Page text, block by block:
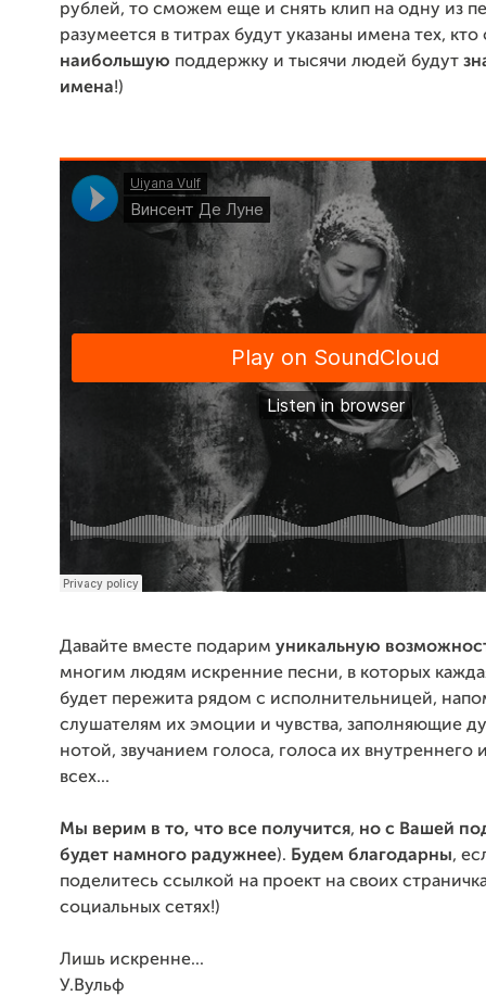
рублей, то сможем еще и снять клип на одну из
разумеется в титрах будут указаны имена тех, кто
наибольшую поддержку и тысячи людей будут
имена!)
Давайте вместе подарим уникальную
многим людям искренние песни, в которых
будет пережита рядом с исполнительницей,
слушателям их эмоции и чувства, заполняющие
нотой, звучанием голоса, голоса их внутреннего
всех...
Мы верим в то, что все получится, но с Вашей
будет намного радужнее). Будем благодарны,
поделитесь ссылкой на проект на своих
социальных сетях!)
Лишь искренне...
У.Вульф